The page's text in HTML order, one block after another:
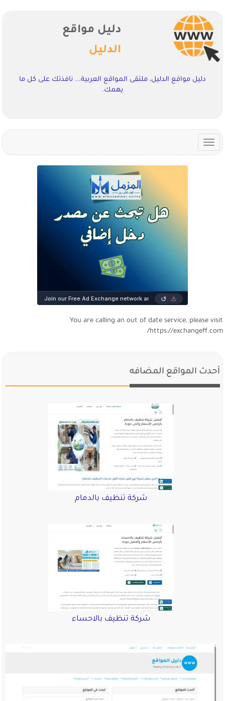
دليل مواقع
الدليل
دليل مواقع الدليل، ملتقى المواقع العربية... نافذتك على كل ما
يهمك.
Toggle
navigation
You are calling an out of date service, please visit
https://exchangeff.com/
أحدث المواقع المضافه
شركة تنظيف بالدمام
شركة تنظيف بالاحساء